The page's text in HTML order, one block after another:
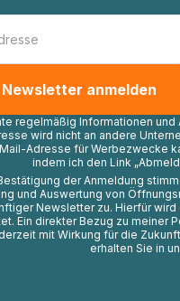
regelmäßig Informationen und
wird nicht an andere
Adresse für Werbezwecke
indem ich den Link
der Anmeldung
und Auswertung von
Newsletter zu. Hierfür
Ein direkter Bezug zu meiner
mit Wirkung für die
erhalten Sie in